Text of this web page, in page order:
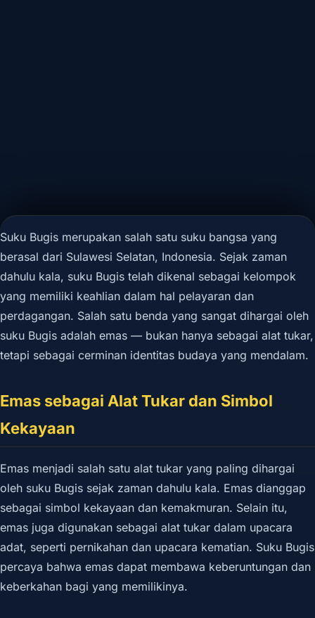
Suku Bugis merupakan salah satu suku bangsa yang
berasal dari Sulawesi Selatan, Indonesia. Sejak zaman
dahulu kala, suku Bugis telah dikenal sebagai kelompok
yang memiliki keahlian dalam hal pelayaran dan
perdagangan. Salah satu benda yang sangat dihargai oleh
suku Bugis adalah emas — bukan hanya sebagai alat tukar,
tetapi sebagai cerminan identitas budaya yang mendalam.
Emas sebagai Alat Tukar dan Simbol
Kekayaan
Emas menjadi salah satu alat tukar yang paling dihargai
oleh suku Bugis sejak zaman dahulu kala. Emas dianggap
sebagai simbol kekayaan dan kemakmuran. Selain itu,
emas juga digunakan sebagai alat tukar dalam upacara
adat, seperti pernikahan dan upacara kematian. Suku Bugis
percaya bahwa emas dapat membawa keberuntungan dan
keberkahan bagi yang memilikinya.